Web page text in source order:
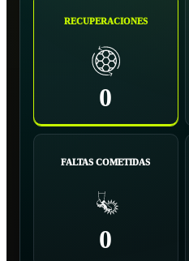
RECUPERACIONES
0
FALTAS COMETIDAS
0